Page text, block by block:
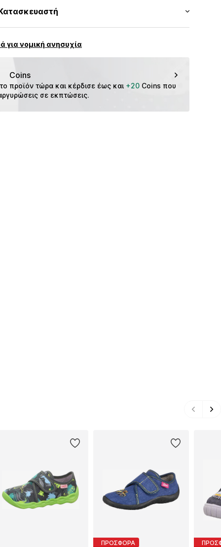
OCO5093001000001
Κίνα1
artsana.it
για νομική ανησυχία
Coins
προϊόν τώρα και κέρδισε έως και +20 Coins που
σε εκπτώσεις.
ΠΡΟΣΦΟΡΑ